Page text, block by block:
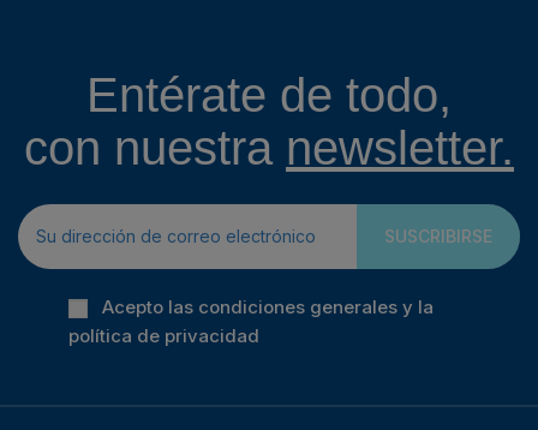
Entérate de todo,
con nuestra newsletter.
SUSCRIBIRSE
Acepto las condiciones generales y la
política de privacidad